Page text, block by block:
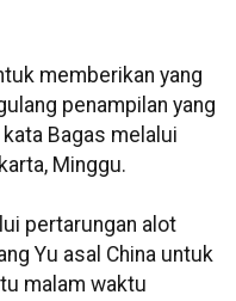
memberikan yang
penampilan yang
Bagas melalui
Minggu.
pertarungan alot
Yu asal China untuk
malam waktu